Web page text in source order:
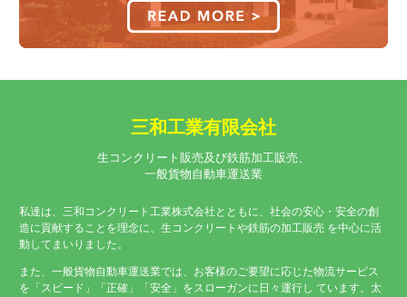
三和工業有限会社
生コンクリート販売及び鉄筋加工販売、
一般貨物自動車運送業
私達は、三和コンクリート工業株式会社とともに、社会の安心・安全の創
造に貢献することを理念に、生コンクリートや鉄筋の加工販売 を中心に活
動してまいりました。
また、一般貨物自動車運送業では、お客様のご要望に応じた物流サービス
を「スピード」「正確」「安全」をスローガンに日々運行し ています。太